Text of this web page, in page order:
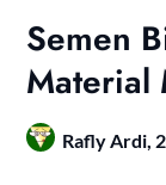
Semen
Material
Rafly Ardi,